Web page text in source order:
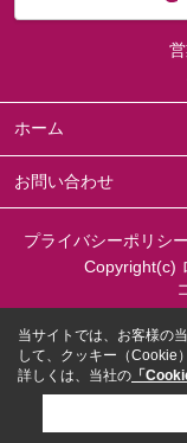
ホーム
お問い合わせ
プライバシーポリシー
Copyright(c)
当サイトでは、お客様の
して、クッキー（Cookie
詳しくは、当社の 「